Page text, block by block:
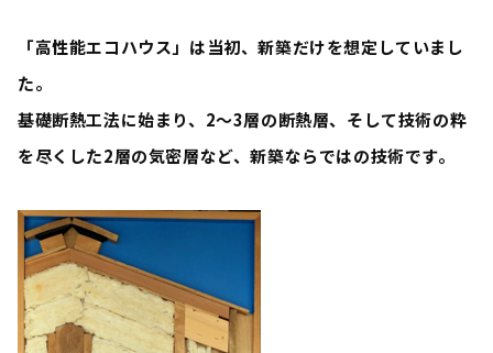
「高性能エコハウス」は当初、新築だけを想定していまし
た。
基礎断熱工法に始まり、2～3層の断熱層、そして技術の粋
を尽くした2層の気密層など、新築ならではの技術です。